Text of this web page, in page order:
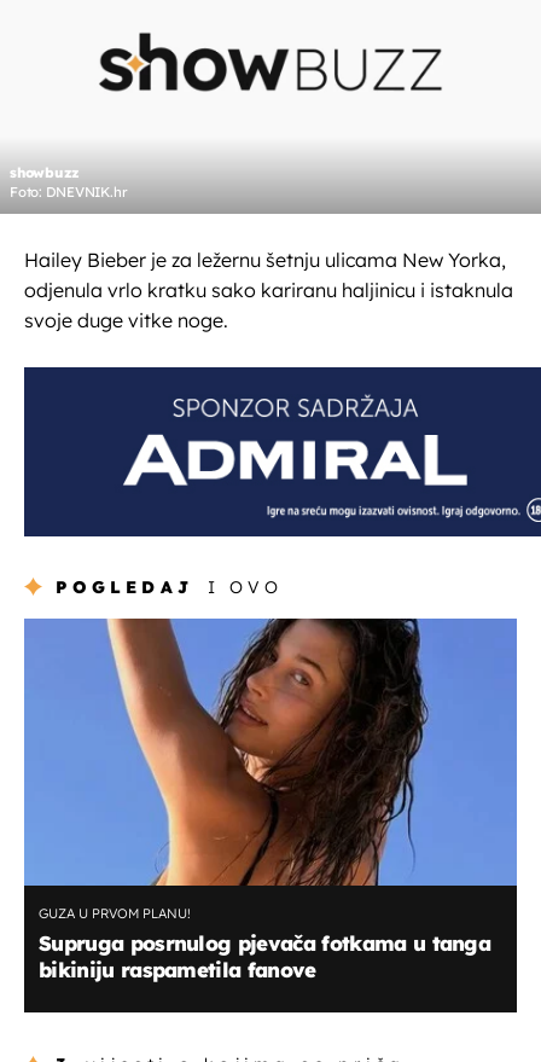
showbuzz
Foto: DNEVNIK.hr
Hailey Bieber je za ležernu šetnju ulicama New Yorka,
odjenula vrlo kratku sako kariranu haljinicu i istaknula
svoje duge vitke noge.
POGLEDAJ I OVO
GUZA U PRVOM PLANU!
Supruga posrnulog pjevača fotkama u tanga
bikiniju raspametila fanove